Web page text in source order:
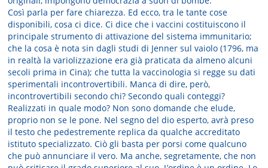
Così parla per fare chiarezza. Ed ecco, tra le tante cose
disponibili, cosa ci dice. Ci dice che i vaccini costituiscono il
principale strumento di attivazione del sistema immunitario;
che la cosa è nota sin dagli studi di Jenner sul vaiolo (1796, ma
in realtà la variolizzazione era già praticata da almeno alcuni
secoli prima in Cina); che tutta la vaccinologia si regge su dati
sperimentali incontrovertibili. Manca di dire, però,
incontrovertibili secondo chi? Secondo quali conteggi?
Realizzati in quale modo? Non sono domande che elude,
proprio non se le pone. Nel segno del dio esperto, avrà preso
il testo che pedestremente replica da qualche accreditato
istituto specializzato. Ciò gli basta per porsi come qualcuno
che può annunciare il vero. Ma anche, segretamente, che non